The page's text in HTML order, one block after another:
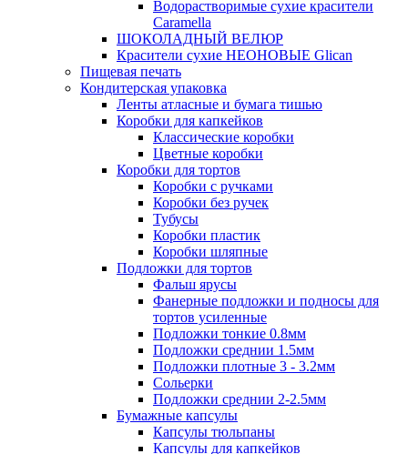
Водорастворимые сухие красители
Caramella
ШОКОЛАДНЫЙ ВЕЛЮР
Красители сухие НЕОНОВЫЕ Glican
Пищевая печать
Кондитерская упаковка
Ленты атласные и бумага тишью
Коробки для капкейков
Классические коробки
Цветные коробки
Коробки для тортов
Коробки с ручками
Коробки без ручек
Тубусы
Коробки пластик
Коробки шляпные
Подложки для тортов
Фальш ярусы
Фанерные подложки и подносы для
тортов усиленные
Подложки тонкие 0.8мм
Подложки среднии 1.5мм
Подложки плотные 3 - 3.2мм
Сольерки
Подложки среднии 2-2.5мм
Бумажные капсулы
Капсулы тюльпаны
Капсулы для капкейков